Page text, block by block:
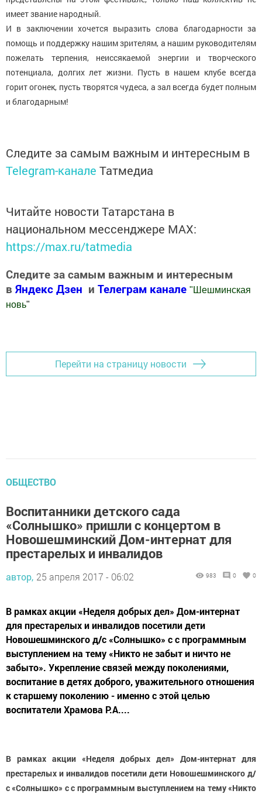
имеет звание народный.
И в заключении хочется выразить слова благодарности за
помощь и поддержку нашим зрителям, а нашим руководителям
пожелать терпения, неиссякаемой энергии и творческого
потенциала, долгих лет жизни. Пусть в нашем клубе всегда
горит огонек, пусть творятся чудеса, а зал всегда будет полным
и благодарным!
Следите за самым важным и интересным в
Telegram-канале Татмедиа
Читайте новости Татарстана в
национальном мессенджере MАХ:
https://max.ru/tatmedia
Следите за самым важным и интересным
в Яндекс Дзен и Телеграм канале " Шешминская
новь"
Перейти на страницу новости
ОБЩЕСТВО
Воспитанники детского сада
«Солнышко» пришли с концертом в
Новошешминский Дом-интернат для
престарелых и инвалидов
автор, 25 апреля 2017 - 06:02 983 0 0
В рамках акции «Неделя добрых дел» Дом-интернат
для престарелых и инвалидов посетили дети
Новошешминского д/с «Солнышко» с с программным
выступлением на тему «Никто не забыт и ничто не
забыто». Укрепление связей между поколениями,
воспитание в детях доброго, уважительного отношения
к старшему поколению - именно с этой целью
воспитатели Храмова Р.А....
В рамках акции «Неделя добрых дел» Дом-интернат для
престарелых и инвалидов посетили дети Новошешминского д/
с «Солнышко» с с программным выступлением на тему «Никто